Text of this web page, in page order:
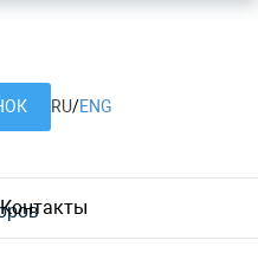
RU/ENG
Контакты